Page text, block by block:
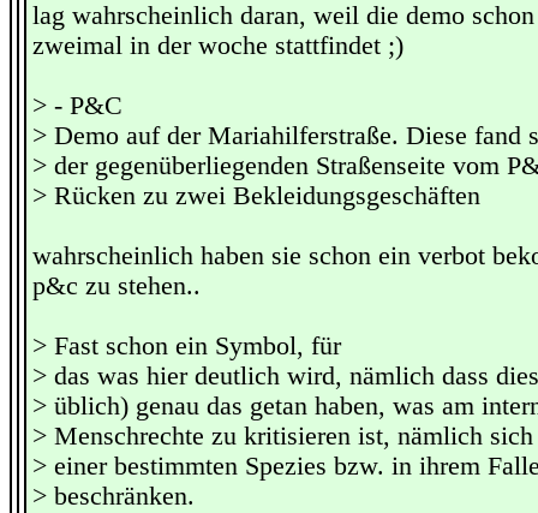
lag wahrscheinlich daran, weil die demo
zweimal in der woche stattfindet ;)
> - P&C
> Demo auf der Mariahilferstraße. Diese fand
> der gegenüberliegenden Straßenseite vom
> Rücken zu zwei Bekleidungsgeschäften
wahrscheinlich haben sie schon ein verbot
p&c zu stehen..
> Fast schon ein Symbol, für
> das was hier deutlich wird, nämlich dass
> üblich) genau das getan haben, was am
> Menschrechte zu kritisieren ist, nämlich
> einer bestimmten Spezies bzw. in ihrem
> beschränken.